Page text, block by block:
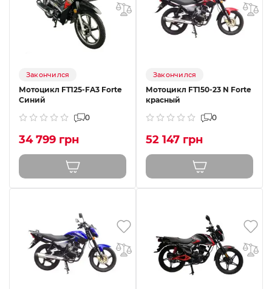
Закончился
Мотоцикл FT125-FA3 Forte
Синий
0
34 799 грн
Закончился
Мотоцикл FT150-23 N Forte
красный
0
52 147 грн